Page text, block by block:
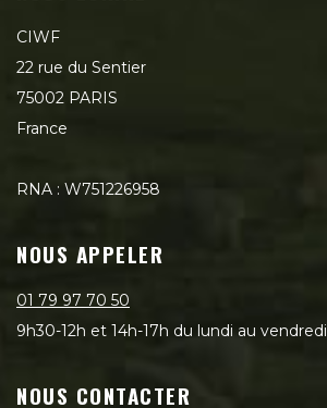
CIWF
22 rue du Sentier
75002 PARIS
France
RNA : W751226958
NOUS APPELER
01 79 97 70 50
9h30-12h et 14h-17h du lundi au vendredi
NOUS CONTACTER